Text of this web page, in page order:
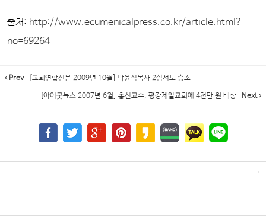
출처: http://www.ecumenicalpress.co.kr/article.html?
no=69264
Prev [교회연합신문 2009년 10월] 박윤식목사 2심서도 승소
[아이굿뉴스 2007년 6월] 총신교수, 평강제일교회에 4천만 원 배상 Next